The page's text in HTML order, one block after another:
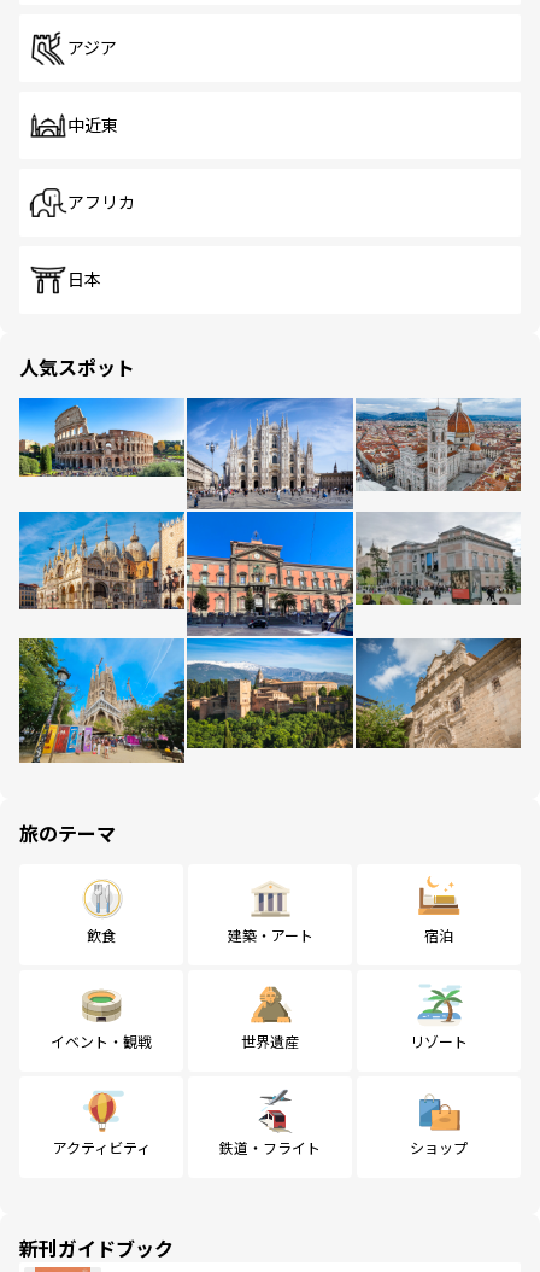
アジア
中近東
アフリカ
日本
人気スポット
旅のテーマ
飲食 建築・アート 宿泊
イベント・観戦 世界遺産 リゾート
アクティビティ 鉄道・フライト ショップ
新刊ガイドブック